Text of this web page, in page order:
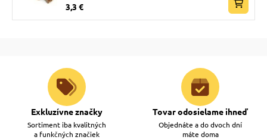
3,3 €
Exkluzívne značky
Sortiment iba kvalitných
a funkčných značiek
Tovar odosielame ihneď
Objednáte a do dvoch dní
máte doma